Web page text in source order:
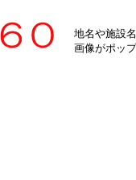
地名や施設
画像がポッ